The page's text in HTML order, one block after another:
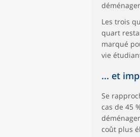
Les trois
quart
marqué
vie
... et
Se
cas de 45
coût plus